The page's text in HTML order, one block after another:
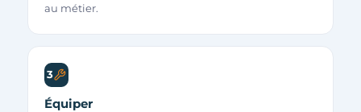
au métier.
3
Équiper